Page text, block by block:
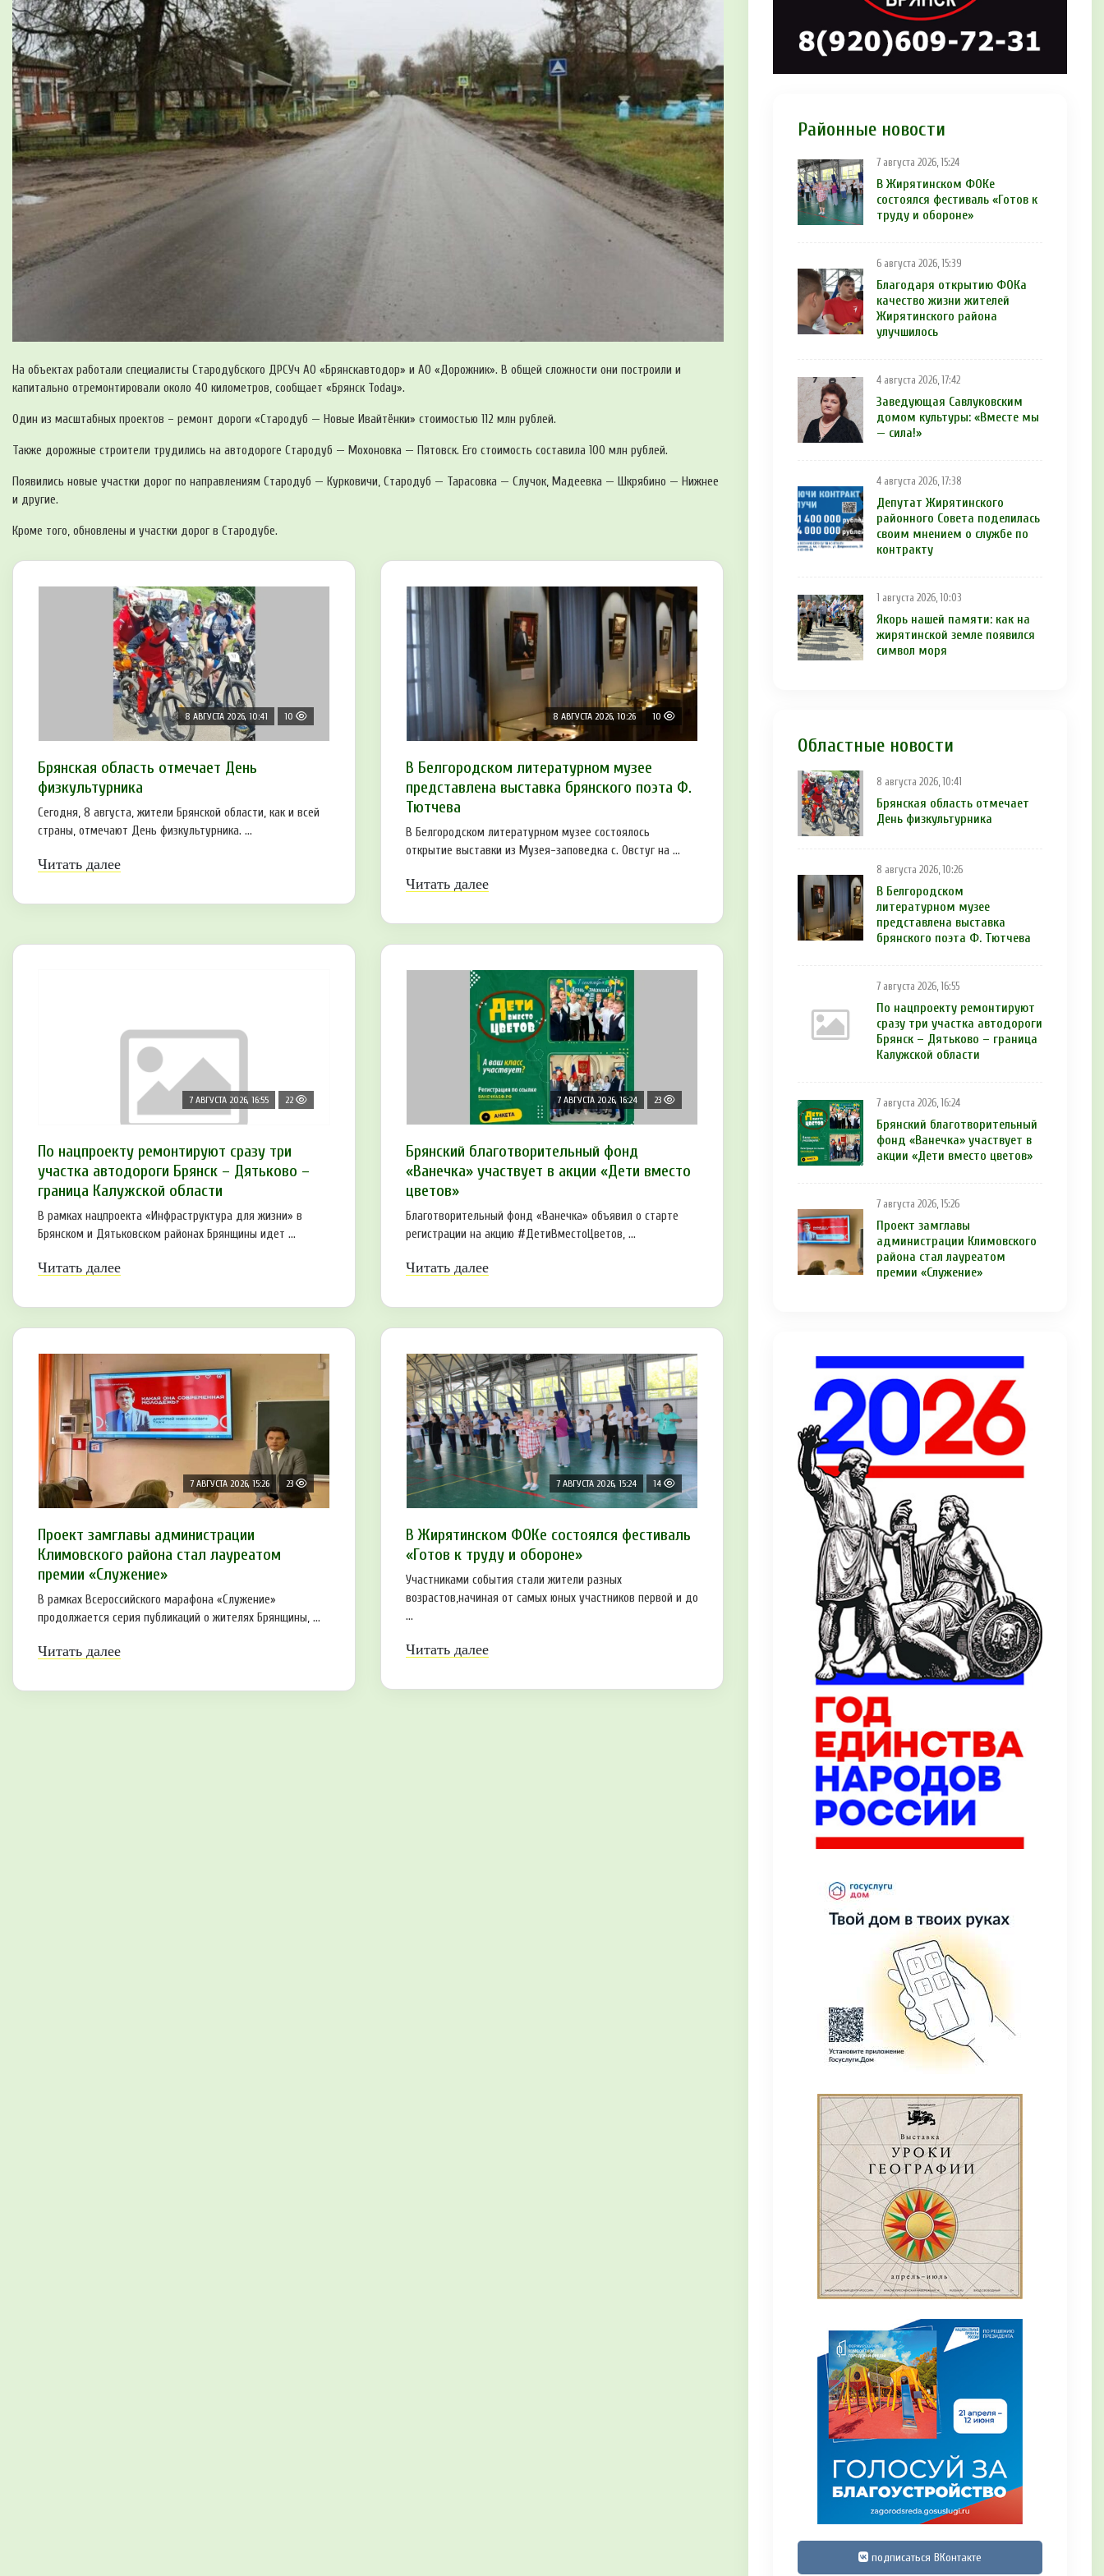
На объектах работали специалисты Стародубского ДРСУч АО «Брянскавтодор» и АО «Дорожник». В общей сложности они построили и
капитально отремонтировали около 40 километров, сообщает «Брянск Today».
Один из масштабных проектов – ремонт дороги «Стародуб — Новые Ивайтёнки» стоимостью 112 млн рублей.
Также дорожные строители трудились на автодороге Стародуб — Мохоновка — Пятовск. Его стоимость составила 100 млн рублей.
Появились новые участки дорог по направлениям Стародуб — Курковичи, Стародуб — Тарасовка — Случок, Мадеевка — Шкрябино — Нижнее
и другие.
Кроме того, обновлены и участки дорог в Стародубе.
8 АВГУСТА 2026, 10:41 10
Брянская область отмечает День
физкультурника
Сегодня, 8 августа, жители Брянской области, как и всей
страны, отмечают День физкультурника. ...
Читать далее
8 АВГУСТА 2026, 10:26 10
В Белгородском литературном музее
представлена выставка брянского поэта Ф.
Тютчева
В Белгородском литературном музее состоялось
открытие выставки из Музея-заповедка с. Овстуг на ...
Читать далее
7 АВГУСТА 2026, 16:55 22
По нацпроекту ремонтируют сразу три
участка автодороги Брянск – Дятьково –
граница Калужской области
В рамках нацпроекта «Инфраструктура для жизни» в
Брянском и Дятьковском районах Брянщины идет ...
Читать далее
7 АВГУСТА 2026, 16:24 23
Брянский благотворительный фонд
«Ванечка» участвует в акции «Дети вместо
цветов»
Благотворительный фонд «Ванечка» объявил о старте
регистрации на акцию #ДетиВместоЦветов, ...
Читать далее
7 АВГУСТА 2026, 15:26 23
Проект замглавы администрации
Климовского района стал лауреатом
премии «Служение»
В рамках Всероссийского марафона «Служение»
продолжается серия публикаций о жителях Брянщины, ...
Читать далее
7 АВГУСТА 2026, 15:24 14
В Жирятинском ФОКе состоялся фестиваль
«Готов к труду и обороне»
Участниками события стали жители разных
возрастов,начиная от самых юных участников первой и до
...
Читать далее
Районные новости
7 августа 2026, 15:24
В Жирятинском ФОКе
состоялся фестиваль «Готов к
труду и обороне»
6 августа 2026, 15:39
Благодаря открытию ФОКа
качество жизни жителей
Жирятинского района
улучшилось
4 августа 2026, 17:42
Заведующая Савлуковским
домом культуры: «Вместе мы
— сила!»
4 августа 2026, 17:38
Депутат Жирятинского
районного Совета поделилась
своим мнением о службе по
контракту
1 августа 2026, 10:03
Якорь нашей памяти: как на
жирятинской земле появился
символ моря
Областные новости
8 августа 2026, 10:41
Брянская область отмечает
День физкультурника
8 августа 2026, 10:26
В Белгородском
литературном музее
представлена выставка
брянского поэта Ф. Тютчева
7 августа 2026, 16:55
По нацпроекту ремонтируют
сразу три участка автодороги
Брянск – Дятьково – граница
Калужской области
7 августа 2026, 16:24
Брянский благотворительный
фонд «Ванечка» участвует в
акции «Дети вместо цветов»
7 августа 2026, 15:26
Проект замглавы
администрации Климовского
района стал лауреатом
премии «Служение»
подписаться ВКонтакте